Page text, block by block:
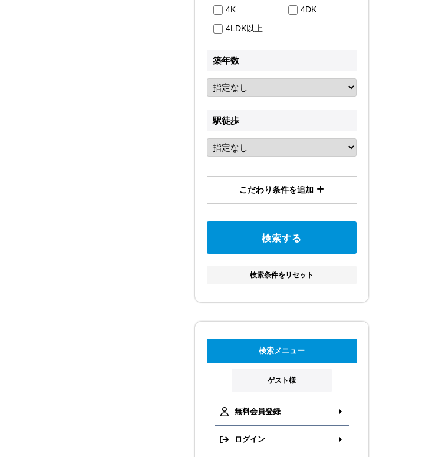
4K
4DK
4LDK以上
築年数
駅徒歩
こだわり条件を追加
検索条件をリセット
検索メニュー
ゲスト様
無料会員登録
ログイン